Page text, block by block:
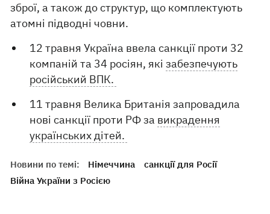
зброї, а також до структур, що комплектують
атомні підводні човни.
12 травня Україна ввела санкції проти 32
компаній та 34 росіян, якізабезпечують
російський ВПК.
11 травня Велика Британія запровадила
нові санкції проти РФ за викрадення
українських дітей.
Новини по темі: Німеччина
санкції для Росії
Війна України з Росією